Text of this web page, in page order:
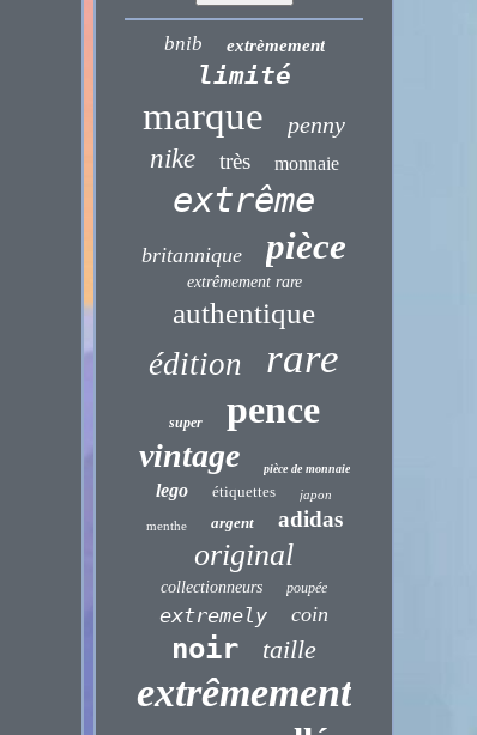
bnib extrèmement
limité
marque penny
nike très monnaie
extrême
britannique pièce
extrêmement rare
authentique
édition rare
super pence
vintage pièce de monnaie
lego étiquettes japon
menthe argent adidas
original
collectionneurs poupée
extremely coin
noir taille
extrêmement